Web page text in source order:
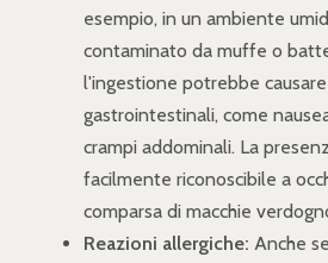
esempio, in un ambiente
contaminato da muffe o
l'ingestione potrebbe
gastrointestinali, come
crampi addominali. La
facilmente riconoscibile a
comparsa di macchie
Reazioni allergiche: Anche